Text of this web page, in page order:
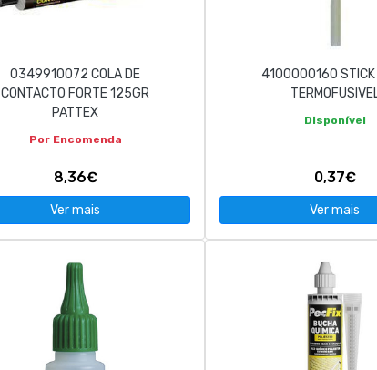
0349910072 COLA DE
CONTACTO FORTE 125GR
PATTEX
Por Encomenda
8,36€
Ver mais
4100000160 STICK
Disponível
0,37€
Ver mais